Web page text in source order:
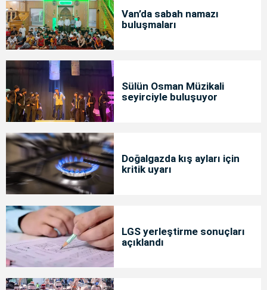
Van’da sabah namazı
buluşmaları
Sülün Osman Müzikali
seyirciyle buluşuyor
Doğalgazda kış ayları için
kritik uyarı
LGS yerleştirme sonuçları
açıklandı